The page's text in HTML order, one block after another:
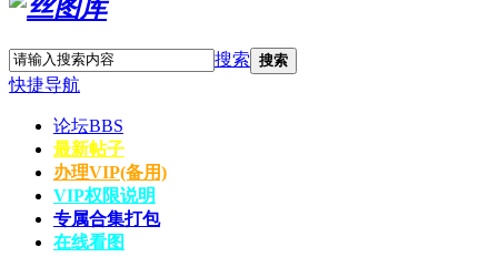
搜索 搜索
快捷导航
论坛BBS
最新帖子
办理VIP(备用)
VIP权限说明
专属合集打包
在线看图